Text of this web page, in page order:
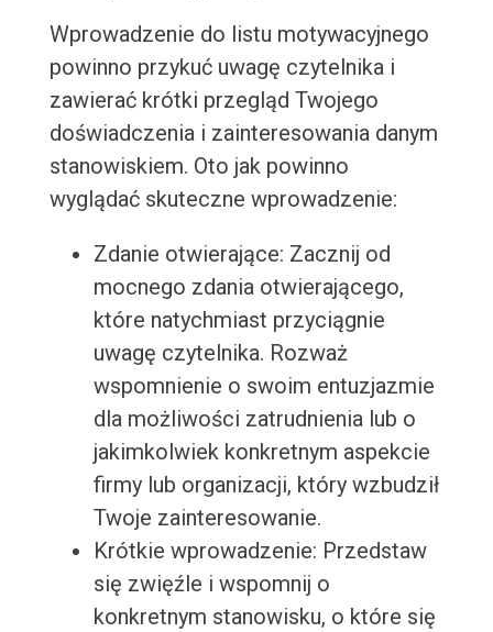
Wprowadzenie do listu motywacyjnego
powinno przykuć uwagę czytelnika i
zawierać krótki przegląd Twojego
doświadczenia i zainteresowania danym
stanowiskiem. Oto jak powinno
wyglądać skuteczne wprowadzenie:
Zdanie otwierające: Zacznij od
mocnego zdania otwierającego,
które natychmiast przyciągnie
uwagę czytelnika. Rozważ
wspomnienie o swoim entuzjazmie
dla możliwości zatrudnienia lub o
jakimkolwiek konkretnym aspekcie
firmy lub organizacji, który wzbudził
Twoje zainteresowanie.
Krótkie wprowadzenie: Przedstaw
się zwięźle i wspomnij o
konkretnym stanowisku, o które się